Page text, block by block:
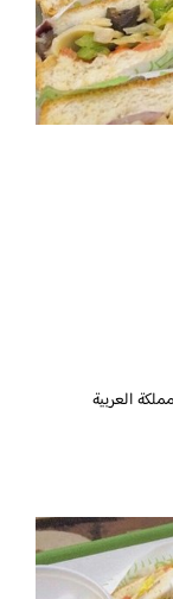
النعيم، جدة 23526، المملكة العربية